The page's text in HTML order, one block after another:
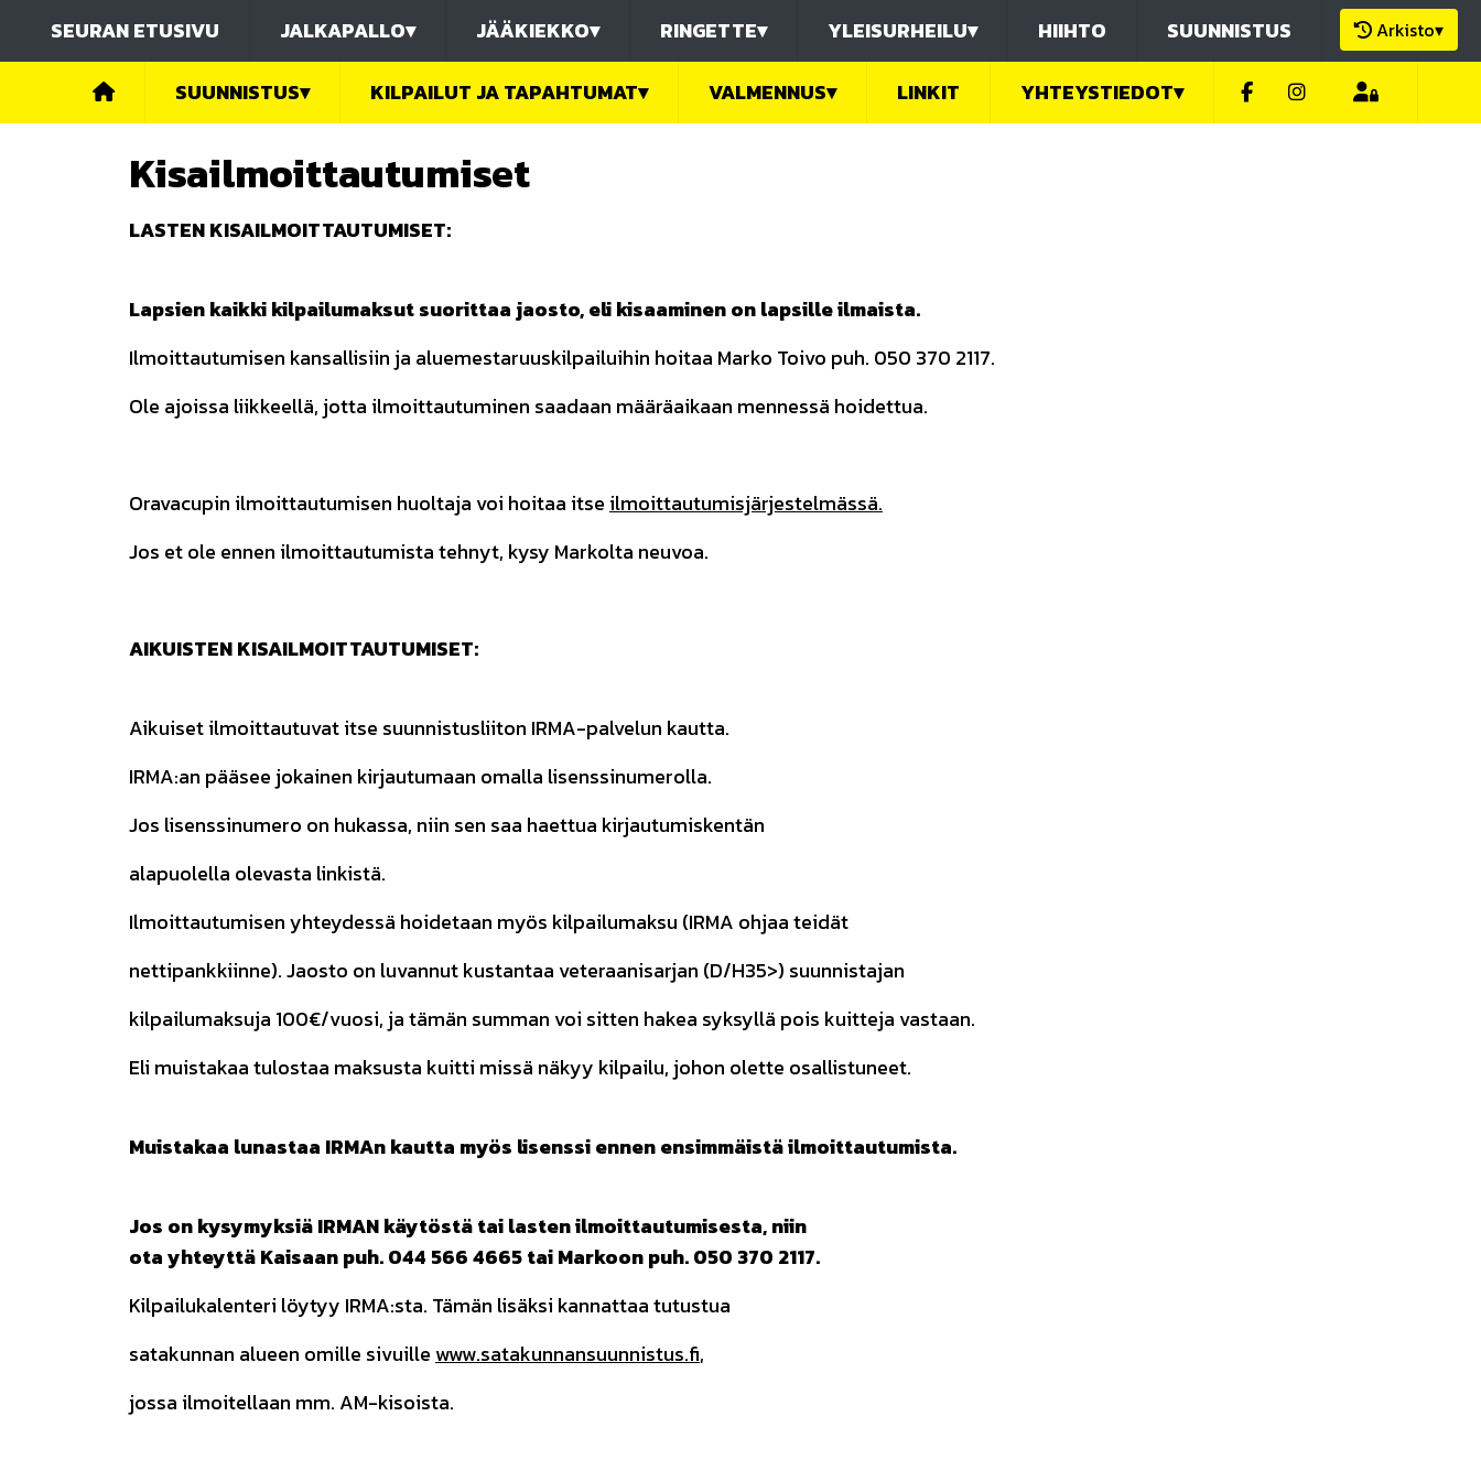
SEURAN ETUSIVU JALKAPALLO▾ JÄÄKIEKKO▾ RINGETTE▾ YLEISURHEILU▾ HIIHTO SUUNNISTUS Arkisto▾
SUUNNISTUS▾ KILPAILUT JA TAPAHTUMAT▾ VALMENNUS▾ LINKIT YHTEYSTIEDOT▾
Kisailmoittautumiset
LASTEN KISAILMOITTAUTUMISET:
Lapsien kaikki kilpailumaksut suorittaa jaosto, eli kisaaminen on lapsille ilmaista.
Ilmoittautumisen kansallisiin ja aluemestaruuskilpailuihin hoitaa Marko Toivo puh. 050 370 2117.
Ole ajoissa liikkeellä, jotta ilmoittautuminen saadaan määräaikaan mennessä hoidettua.
Oravacupin ilmoittautumisen huoltaja voi hoitaa itse ilmoittautumisjärjestelmässä.
Jos et ole ennen ilmoittautumista tehnyt, kysy Markolta neuvoa.
AIKUISTEN KISAILMOITTAUTUMISET:
Aikuiset ilmoittautuvat itse suunnistusliiton IRMA-palvelun kautta.
IRMA:an pääsee jokainen kirjautumaan omalla lisenssinumerolla.
Jos lisenssinumero on hukassa, niin sen saa haettua kirjautumiskentän
alapuolella olevasta linkistä.
Ilmoittautumisen yhteydessä hoidetaan myös kilpailumaksu (IRMA ohjaa teidät
nettipankkiinne). Jaosto on luvannut kustantaa veteraanisarjan (D/H35>) suunnistajan
kilpailumaksuja 100€/vuosi, ja tämän summan voi sitten hakea syksyllä pois kuitteja vastaan.
Eli muistakaa tulostaa maksusta kuitti missä näkyy kilpailu, johon olette osallistuneet.
Muistakaa lunastaa IRMAn kautta myös lisenssi ennen ensimmäistä ilmoittautumista.
Jos on kysymyksiä IRMAN käytöstä tai lasten ilmoittautumisesta, niin
ota yhteyttä Kaisaan puh. 044 566 4665 tai Markoon puh. 050 370 2117.
Kilpailukalenteri löytyy IRMA:sta. Tämän lisäksi kannattaa tutustua
satakunnan alueen omille sivuille www.satakunnansuunnistus.fi,
jossa ilmoitellaan mm. AM-kisoista.